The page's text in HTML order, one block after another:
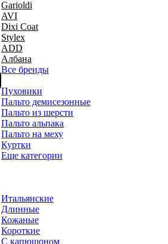
Garioldi
AVI
Dixi Coat
Stylex
ADD
Албана
Все бренды
Пуховики
Пальто демисезонные
Пальто из шерсти
Пальто альпака
Пальто на меху
Куртки
Еще категории
Итальянские
Длинные
Кожаные
Короткие
С капюшоном